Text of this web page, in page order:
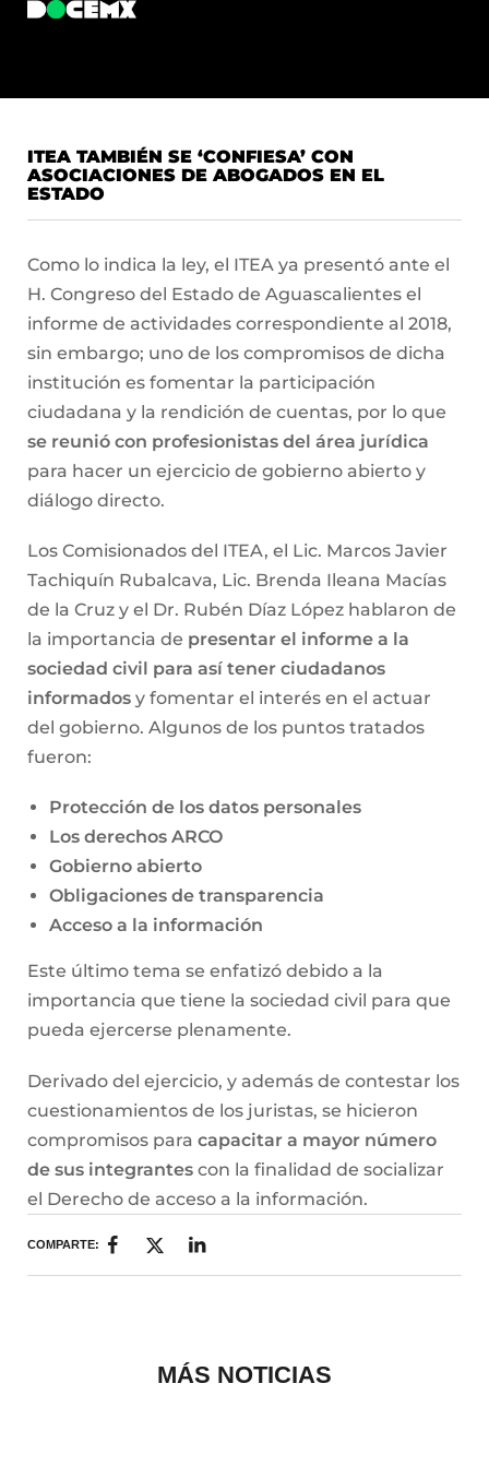
ITEA TAMBIÉN SE ‘CONFIESA’ CON
ASOCIACIONES DE ABOGADOS EN EL
ESTADO
Como lo indica la ley, el ITEA ya presentó ante el
H. Congreso del Estado de Aguascalientes el
informe de actividades correspondiente al 2018,
sin embargo; uno de los compromisos de dicha
institución es fomentar la participación
ciudadana y la rendición de cuentas, por lo que
se reunió con profesionistas del área jurídica
para hacer un ejercicio de gobierno abierto y
diálogo directo.
Los Comisionados del ITEA, el Lic. Marcos Javier
Tachiquín Rubalcava, Lic. Brenda Ileana Macías
de la Cruz y el Dr. Rubén Díaz López hablaron de
la importancia de presentar el informe a la
sociedad civil para así tener ciudadanos
informados y fomentar el interés en el actuar
del gobierno. Algunos de los puntos tratados
fueron:
Protección de los datos personales
Los derechos ARCO
Gobierno abierto
Obligaciones de transparencia
Acceso a la información
Este último tema se enfatizó debido a la
importancia que tiene la sociedad civil para que
pueda ejercerse plenamente.
Derivado del ejercicio, y además de contestar los
cuestionamientos de los juristas, se hicieron
compromisos para capacitar a mayor número
de sus integrantes con la finalidad de socializar
el Derecho de acceso a la información.
COMPARTE:
MÁS NOTICIAS